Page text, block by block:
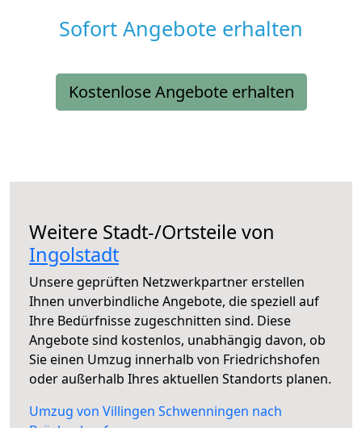
Sofort Angebote erhalten
Kostenlose Angebote erhalten
Weitere Stadt-/Ortsteile von
Ingolstadt
Unsere geprüften Netzwerkpartner erstellen
Ihnen unverbindliche Angebote, die speziell auf
Ihre Bedürfnisse zugeschnitten sind. Diese
Angebote sind kostenlos, unabhängig davon, ob
Sie einen Umzug innerhalb von Friedrichshofen
oder außerhalb Ihres aktuellen Standorts planen.
Umzug von Villingen Schwenningen nach